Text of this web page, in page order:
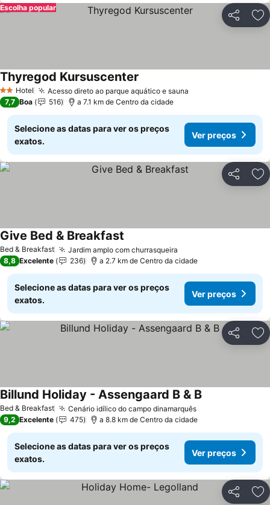
Partilhar
Escolha popular
2 Estrelas
Hotel Acesso direto ao parque aquático e sauna
Thyregod Kursuscenter
7,7 Boa 516 a 7.1 km de Centro da cidade
Selecione as datas para ver os preços
exatos.
Ver preços
Partilhar
Bed & Breakfast Jardim amplo com churrasqueira
Give Bed & Breakfast
8,8 Excelente 236 a 2.7 km de Centro da cidade
Selecione as datas para ver os preços
exatos.
Ver preços
Partilhar
Bed & Breakfast Cenário idílico do campo dinamarquês
Billund Holiday - Assengaard B & B
9,2 Excelente 475 a 8.8 km de Centro da cidade
Selecione as datas para ver os preços
exatos.
Ver preços
Partilhar